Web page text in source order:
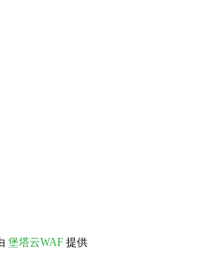
堡塔云WAF 提供